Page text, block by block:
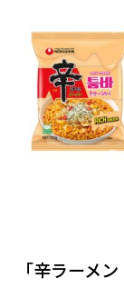
「辛ラーメ